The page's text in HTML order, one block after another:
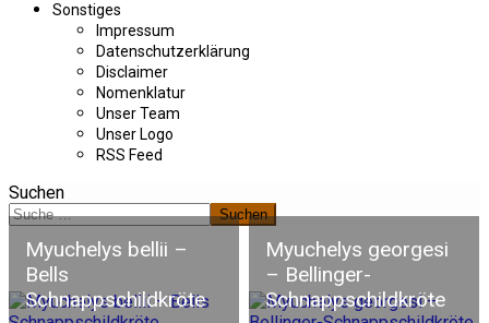
Sonstiges
Impressum
Datenschutzerklärung
Disclaimer
Nomenklatur
Unser Team
Unser Logo
RSS Feed
Suchen
Suchen
Myuchelys bellii –
Bells
Schnappschildkröte
Myuchelys georgesi
– Bellinger-
Schnappschildkröte